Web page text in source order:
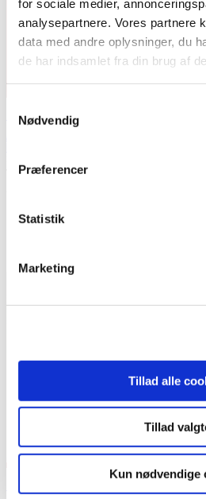
for sociale medier,
analysepartnere. Vores partnere
data med andre oplysninger, du
de har indsamlet fra din brug af
Nødvendig
Præferencer
Statistik
Marketing
Tillad alle
Tillad
Kun nødvendige
Tanker vedrørende metakognitiv terapi
Vi var mandag den 25. juni nogle
En ny metode til behandling af depressioner